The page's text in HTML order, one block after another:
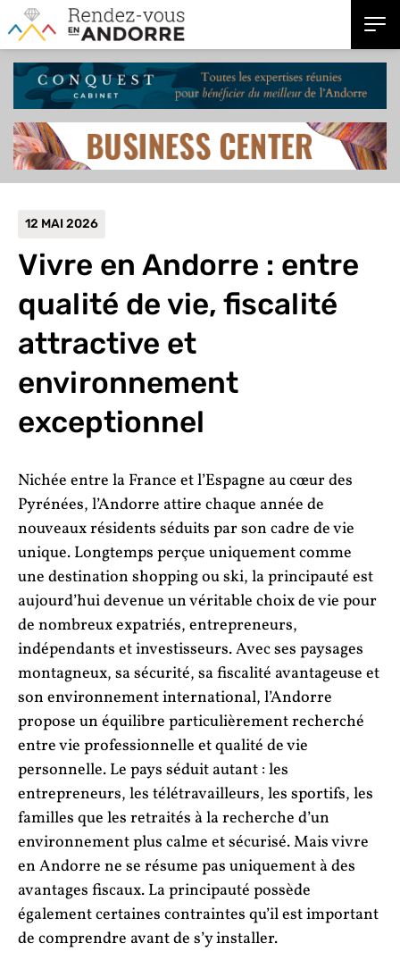
12 MAI 2026
Vivre en Andorre : entre
qualité de vie, fiscalité
attractive et
environnement
exceptionnel
Nichée entre la France et l’Espagne au cœur des
Pyrénées, l’Andorre attire chaque année de
nouveaux résidents séduits par son cadre de vie
unique. Longtemps perçue uniquement comme
une destination shopping ou ski, la principauté est
aujourd’hui devenue un véritable choix de vie pour
de nombreux expatriés, entrepreneurs,
indépendants et investisseurs. Avec ses paysages
montagneux, sa sécurité, sa fiscalité avantageuse et
son environnement international, l’Andorre
propose un équilibre particulièrement recherché
entre vie professionnelle et qualité de vie
personnelle. Le pays séduit autant : les
entrepreneurs, les télétravailleurs, les sportifs, les
familles que les retraités à la recherche d’un
environnement plus calme et sécurisé. Mais vivre
en Andorre ne se résume pas uniquement à des
avantages fiscaux. La principauté possède
également certaines contraintes qu’il est important
de comprendre avant de s’y installer.